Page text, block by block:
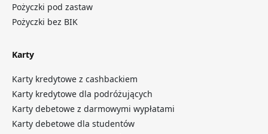
Pożyczki pod zastaw
Pożyczki bez BIK
Karty
Karty kredytowe z cashbackiem
Karty kredytowe dla podróżujących
Karty debetowe z darmowymi wypłatami
Karty debetowe dla studentów